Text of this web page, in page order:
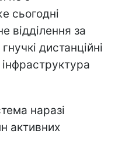
сьогодні
відділення за
дистанційні
наразі
активних